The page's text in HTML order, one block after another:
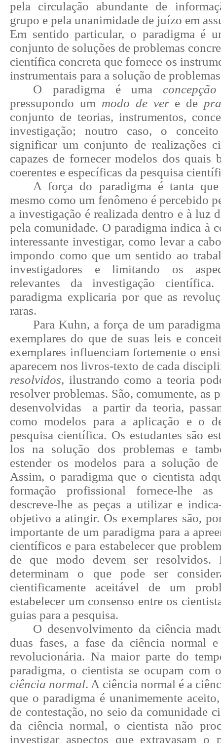
pela circulação abundante de
grupo e pela unanimidade de juízo em
Em sentido particular, o paradigma é
conjunto de soluções de problemas
científica concreta que fornece os
instrumentais para a solução de
O paradigma é uma
pressupondo um modo de vere de
conjunto de teorias, instrumentos,
investigação; noutro caso, o
significar um conjunto de realizações
capazes de fornecermodelos dos quais
coerentes e específicas da pesquisa
A força do paradigma é tanta
mesmo como um fenômeno é percebido
a investigação é realizada dentro e à luz
pela comunidade. O paradigma indica à
interessante investigar, como levar a
impondo como que um sentido ao
investigadores e limitando os
relevantes da investigação
paradigma explicaria por que as
raras.
Para Kuhn, a força de um
exemplares do que de suas leis e
exemplares influenciam fortemente o
aparecem nos livros-texto de cada
resolvidos, ilustrando como a teoria
resolver problemas. São, comumente, as
desenvolvidas
a partir da teoria,
como modelos para a aplicação e o
pesquisa científica. Os estudantes são
los na solução dos problemas e
estender os modelos para a solução
Assim, o paradigma que o cientista
formação profissional fornece-lhe
descreve-lhe as peças a utilizar e
objetivo a atingir. Os exemplares são,
importante de um paradigma para a
científicos e para estabelecer que
de que modo devem ser resolvidos.
determinam o que pode ser
cientificamente aceitável de um
estabelecer um consenso entre os
guias para a pesquisa.
O desenvolvimento da ciência
duas fases, a fase da ciência normal
revolucionária. Na maior parte do
paradigma, o cientista se ocupam com
ciência normal. A ciência normal é a
que o paradigma é unanimemente
de contestação, no seio da comunidade
da ciência normal, o cientista não
investigar aspectos que extravasam o